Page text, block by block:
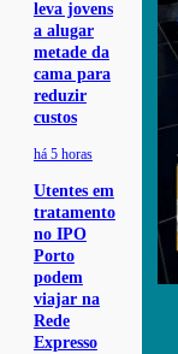
leva jovens
a alugar
metade da
cama para
reduzir
custos
há 5 horas
Utentes em
tratamento
no IPO
Porto
podem
viajar na
Rede
Expresso